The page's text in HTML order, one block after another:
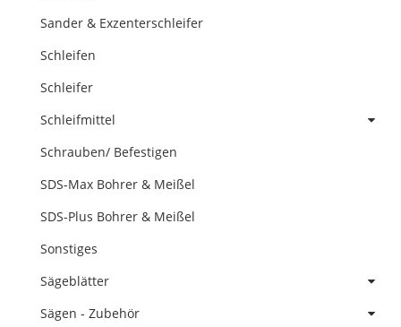
Sander & Exzenterschleifer
Schleifen
Schleifer
Schleifmittel
Schrauben/ Befestigen
SDS-Max Bohrer & Meißel
SDS-Plus Bohrer & Meißel
Sonstiges
Sägeblätter
Sägen - Zubehör